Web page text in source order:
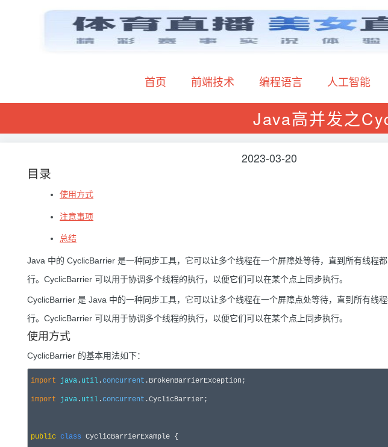
首页 前端技术 编程语言 人工智能
Java高并发之
2023-03-20
目录
使用方式
注意事项
总结
Java 中的 CyclicBarrier 是一种同步工具，它可以让多个线程在一个屏障处等待，直到所有线程
行。CyclicBarrier 可以用于协调多个线程的执行，以便它们可以在某个点上同步执行。
CyclicBarrier 是 Java 中的一种同步工具，它可以让多个线程在一个屏障点处等待，直到所有线
行。CyclicBarrier 可以用于协调多个线程的执行，以便它们可以在某个点上同步执行。
使用方式
CyclicBarrier 的基本用法如下：
import java . util .concurrent
import java . util .concurrent .CyclicBarrier;
public class CyclicBarrierExample {